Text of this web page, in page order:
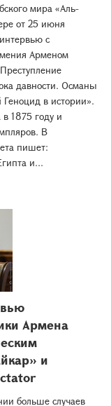
мира «Аль-
от 25 июня
с
Арменом
давности. Османы
в истории».
в 1875 году и
В
пишет:
и...
Армена
и
больше случаев